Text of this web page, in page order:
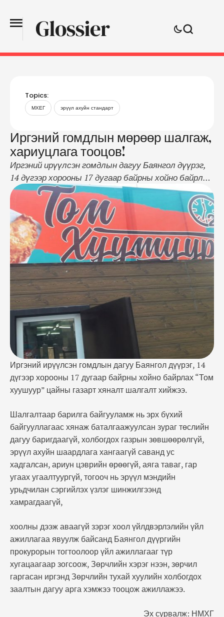
Topics:
МХЕГ эрүүл ахуйн стандарт
Иргэний гомдлын мөрөөр шалгаж,
хариуцлага тооцов!
Иргэний ирүүлсэн гомдлын дагуу Баянгол дүүрэг,
14 дүгээр хорооны 17 дугаар байрны хойно байрлах
“Том хуушуур” цайны газарт хяналт шалгалт
хийжээ. Шалгалтаар барилга байгууламж нь эрх
бүхий байгууллагаас хянаж баталгаажуулсан
зураг төслийн дагуу баригдаагүй, холбогдох
газрын зөвшөөрөлгүй, эрүүл ахуйн шаардлага
хангаагүй саванд ус хадгалсан, ариун цэврийн
өрөөгүй, аяга таваг, гар угаах угаалтуургүй,
тогооч нь эрүүл …
Иргэний ирүүлсэн гомдлын дагуу Баянгол дүүрэг, 14
дүгээр хорооны 17 дугаар байрны хойно байрлах “Том
хуушуур” цайны газарт хяналт шалгалт хийжээ.
Шалгалтаар барилга байгууламж нь эрх бүхий
байгууллагаас хянаж баталгаажуулсан зураг төслийн
дагуу баригдаагүй, холбогдох газрын зөвшөөрөлгүй,
эрүүл ахуйн шаардлага хангаагүй саванд ус
хадгалсан, ариун цэврийн өрөөгүй, аяга таваг, гар
угаах угаалтуургүй, тогооч нь эрүүл мэндийн
урьдчилан сэргийлэх үзлэг шинжилгээнд
хамрагдаагүй,
хоолны дээж аваагүй зэрэг хоол үйлдвэрлэлийн үйл
ажиллагаа явуулж байсанд Баянгол дүүргийн
прокурорын тогтоолоор үйл ажиллагааг түр
хугацаагаар зогсоож, Зөрчлийн хэрэг нээн, зөрчил
гаргасан иргэнд Зөрчлийн тухай хуулийн холбогдох
заалтын дагуу арга хэмжээ тооцож ажиллажээ.
Эх сурвалж: НМХГ